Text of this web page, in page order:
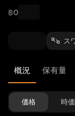
฿0
ス
概況 保有量
価格 時